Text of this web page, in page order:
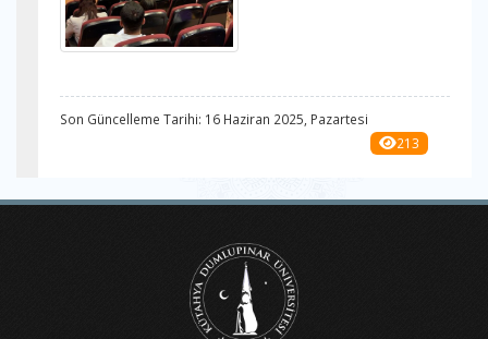
Son Güncelleme Tarihi: 16 Haziran 2025, Pazartesi
213